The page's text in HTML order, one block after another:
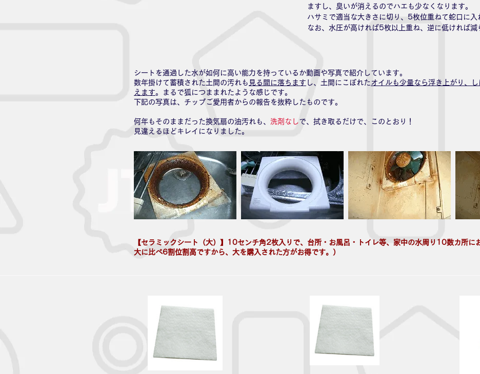
ますし、臭いが消えるのでハエも少なくなります。
ハサミで適当な大きさに切り、5枚位重ねて蛇口に入
なお、水圧が高ければ5枚以上重ね、逆に低ければ減
シートを通過した水が如何に高い能力を持っているか動画や写真で紹介しています。
数年掛けて蓄積された土間の汚れも 見る間に落ちます し、土間にこぼれたオイルも少量なら浮き上がり、
えます。まるで狐につままれたような感じです。
下記の写真は、チップご愛用者からの報告を抜粋したものです。
何年もそのままだった換気扇の油汚れも、 洗剤なしで、拭き取るだけで、このとおり！
見違えるほどキレイになりました。
【セラミックシート（大）】10センチ角2枚入りで、台所・お風呂・トイレ等、家中の水周り10数カ所に
大に比べ6割位割高ですから、大を購入された方がお得です。）